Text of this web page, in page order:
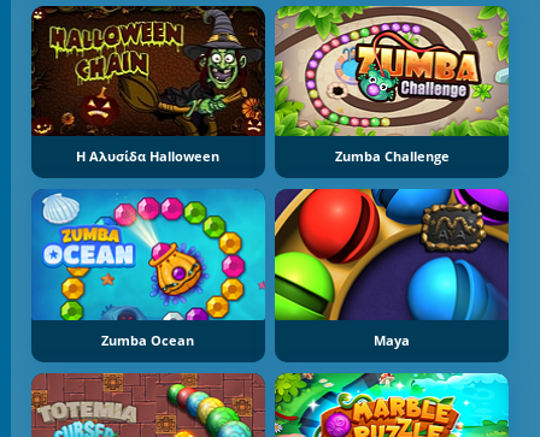
Η Αλυσίδα Halloween Zumba Challenge
Zumba Ocean Maya